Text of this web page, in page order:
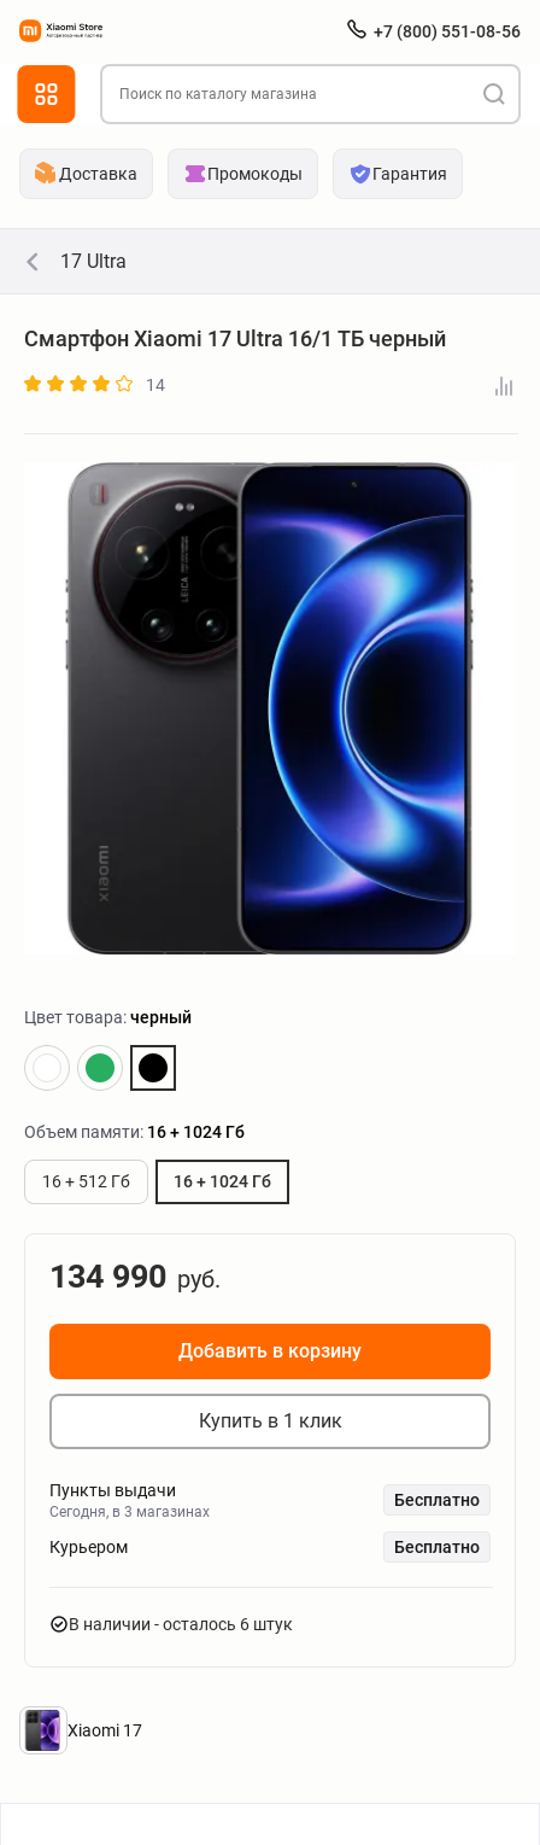
+7 (800) 551-08-56
Доставка Промокоды Гарантия
17 Ultra
Смартфон Xiaomi 17 Ultra 16/1 ТБ черный
14
Цвет товара:черный
Объем памяти: 16 + 1024 Гб
16 + 512 Гб 16 + 1024 Гб
134 990 руб.
Добавить в корзину
Купить в 1 клик
Пункты выдачи
Сегодня, в 3 магазинах
Бесплатно
Курьером Бесплатно
В наличии - осталось 6 штук
Xiaomi 17